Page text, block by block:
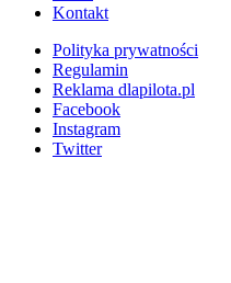
Kontakt
Polityka prywatności
Regulamin
Reklama dlapilota.pl
Facebook
Instagram
Twitter